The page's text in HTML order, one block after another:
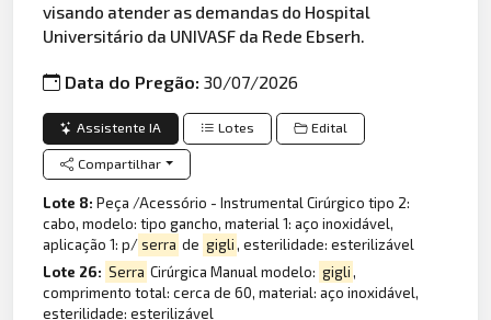
visando atender as demandas do Hospital
Universitário da UNIVASF da Rede Ebserh.
Data do Pregão:30/07/2026
Assistente IA Lotes Edital
Compartilhar
Lote 8:Peça /Acessório - Instrumental Cirúrgico tipo 2:
cabo, modelo: tipo gancho, material 1: aço inoxidável,
aplicação 1: p/serra de gigli, esterilidade: esterilizável
Lote 26: Serra Cirúrgica Manual modelo: gigli,
comprimento total: cerca de 60, material: aço inoxidável,
esterilidade: esterilizável